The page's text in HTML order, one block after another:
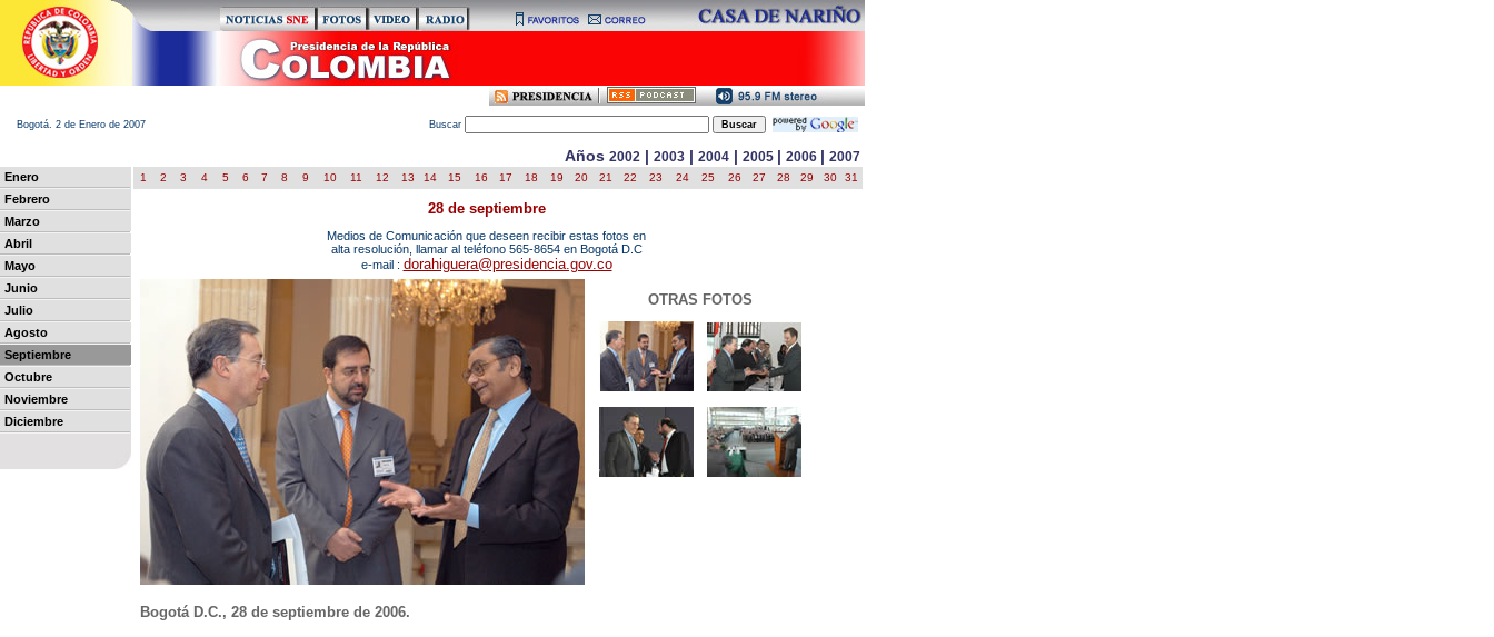
Bogotá. 2 de Enero de 2007 Buscar
Enero
Febrero
Marzo
Abril
Mayo
Junio
Julio
Agosto
Septiembre
Octubre
Noviembre
Diciembre
Años 2002 | 2003 | 2004 | 2005 | 2006 | 2007
1 2 3 4 5 6 7 8 9 10 11 12 13 14 15 16 17 18 19 20 21 22 23 24 25 26 27 28 29 30 31
28 de septiembre
Medios de Comunicación que deseen recibir estas fotos en
alta resolución, llamar al teléfono 565-8654en Bogotá D.C
e-mail : dorahiguera@presidencia.gov.co
Bogotá D.C., 28 de septiembre de 2006.
OTRAS FOTOS